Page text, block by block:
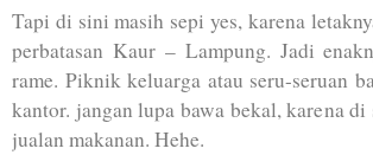
Tapi di sini masih sepi yes, karena
perbatasan Kaur – Lampung. Jadi
rame. Piknik keluarga atau seru-seruan
kantor. jangan lupa bawa bekal, karena
jualan makanan. Hehe.